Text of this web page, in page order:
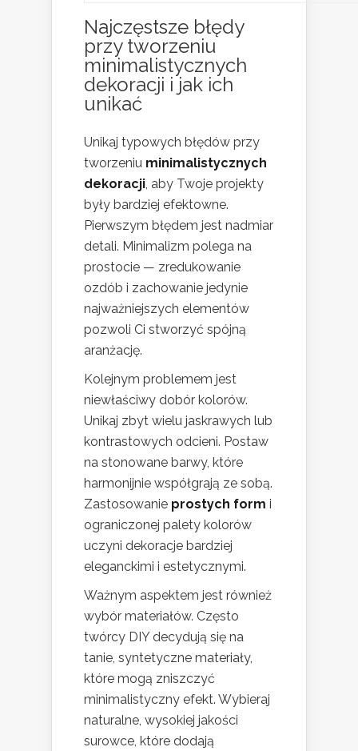
Najczęstsze błędy
przy tworzeniu
minimalistycznych
dekoracji i jak ich
unikać
Unikaj typowych błędów przy
tworzeniu minimalistycznych
dekoracji, aby Twoje projekty
były bardziej efektowne.
Pierwszym błędem jest nadmiar
detali. Minimalizm polega na
prostocie — zredukowanie
ozdób i zachowanie jedynie
najważniejszych elementów
pozwoli Ci stworzyć spójną
aranżację.
Kolejnym problemem jest
niewłaściwy dobór kolorów.
Unikaj zbyt wielu jaskrawych lub
kontrastowych odcieni. Postaw
na stonowane barwy, które
harmonijnie współgrają ze sobą.
Zastosowanie prostych form i
ograniczonej palety kolorów
uczyni dekoracje bardziej
eleganckimi i estetycznymi.
Ważnym aspektem jest również
wybór materiałów. Często
twórcy DIY decydują się na
tanie, syntetyczne materiały,
które mogą zniszczyć
minimalistyczny efekt. Wybieraj
naturalne, wysokiej jakości
surowce, które dodają